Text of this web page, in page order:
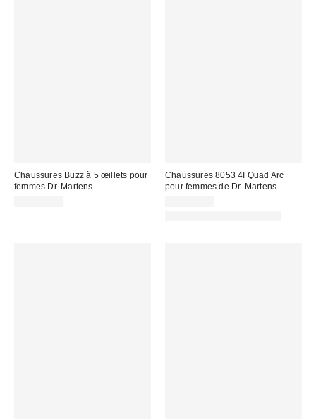
Chaussures Buzz à 5 œillets pour
femmes Dr. Martens
Chaussures 8053 4I Quad Arc
pour femmes de Dr. Martens